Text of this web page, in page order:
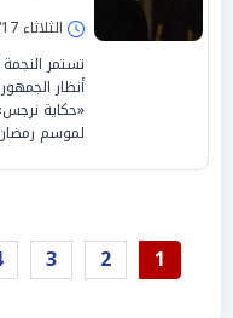
الثلاثاء 17/مارس/2026 - 03:30 م
تستمر
أنظار
«حكاية
لموسم رمضان
1
2
3